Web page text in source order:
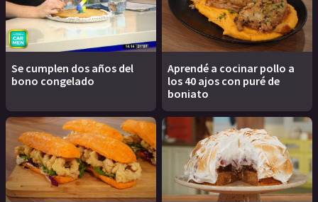
Se cumplen dos años del
bono congelado
Aprendé a cocinar pollo a
los 40 ajos con puré de
boniato